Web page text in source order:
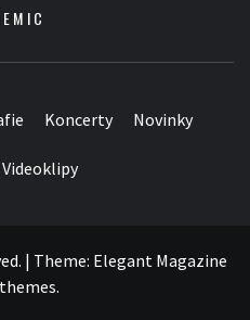
Koncerty Novinky
Videoklipy
| Theme: Elegant Magazine
.